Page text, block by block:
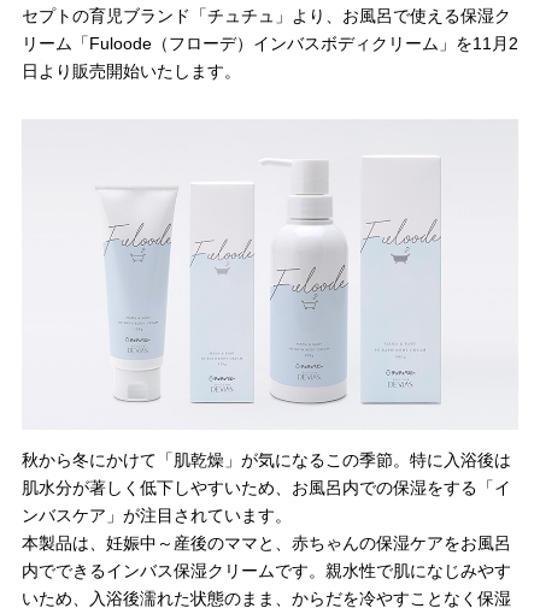
最新情報はこちら
セプトの育児ブランド「チュチュ」より、お風呂で使える保湿ク
リーム「Fuloode（フローデ）インバスボディクリーム」を11月2
日より販売開始いたします。
秋から冬にかけて「肌乾燥」が気になるこの季節。特に入浴後は
肌水分が著しく低下しやすいため、お風呂内での保湿をする「イ
ンバスケア」が注目されています。
本製品は、妊娠中～産後のママと、赤ちゃんの保湿ケアをお風呂
内でできるインバス保湿クリームです。親水性で肌になじみやす
いため、入浴後濡れた状態のまま、からだを冷やすことなく保湿